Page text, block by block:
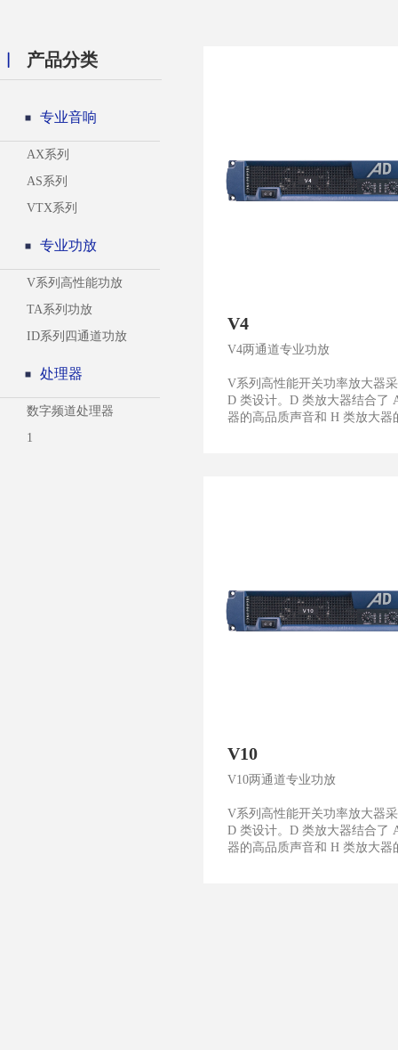
V4
V4两通道专业功放
V系列高性能开关功率放大器
D 类设计。D 类放大器结合了
器的高品质声音和 H 类放大器
V10
V10两通道专业功放
V系列高性能开关功率放大器
D 类设计。D 类放大器结合了
器的高品质声音和 H 类放大器
产品分类
专业音响
AX系列
AS系列
VTX系列
专业功放
V系列高性能功放
TA系列功放
ID系列四通道功放
处理器
数字频道处理器
1